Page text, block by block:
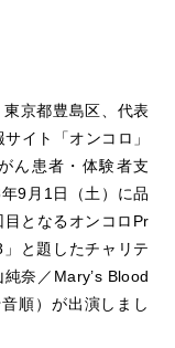
京都豊島区、代表
イト「オンコロ」
ん患者・体験者支
9月1日（土）に品
となるオンコロPr
と題したチャリテ
奈／Mary’s Blood
順）が出演しまし